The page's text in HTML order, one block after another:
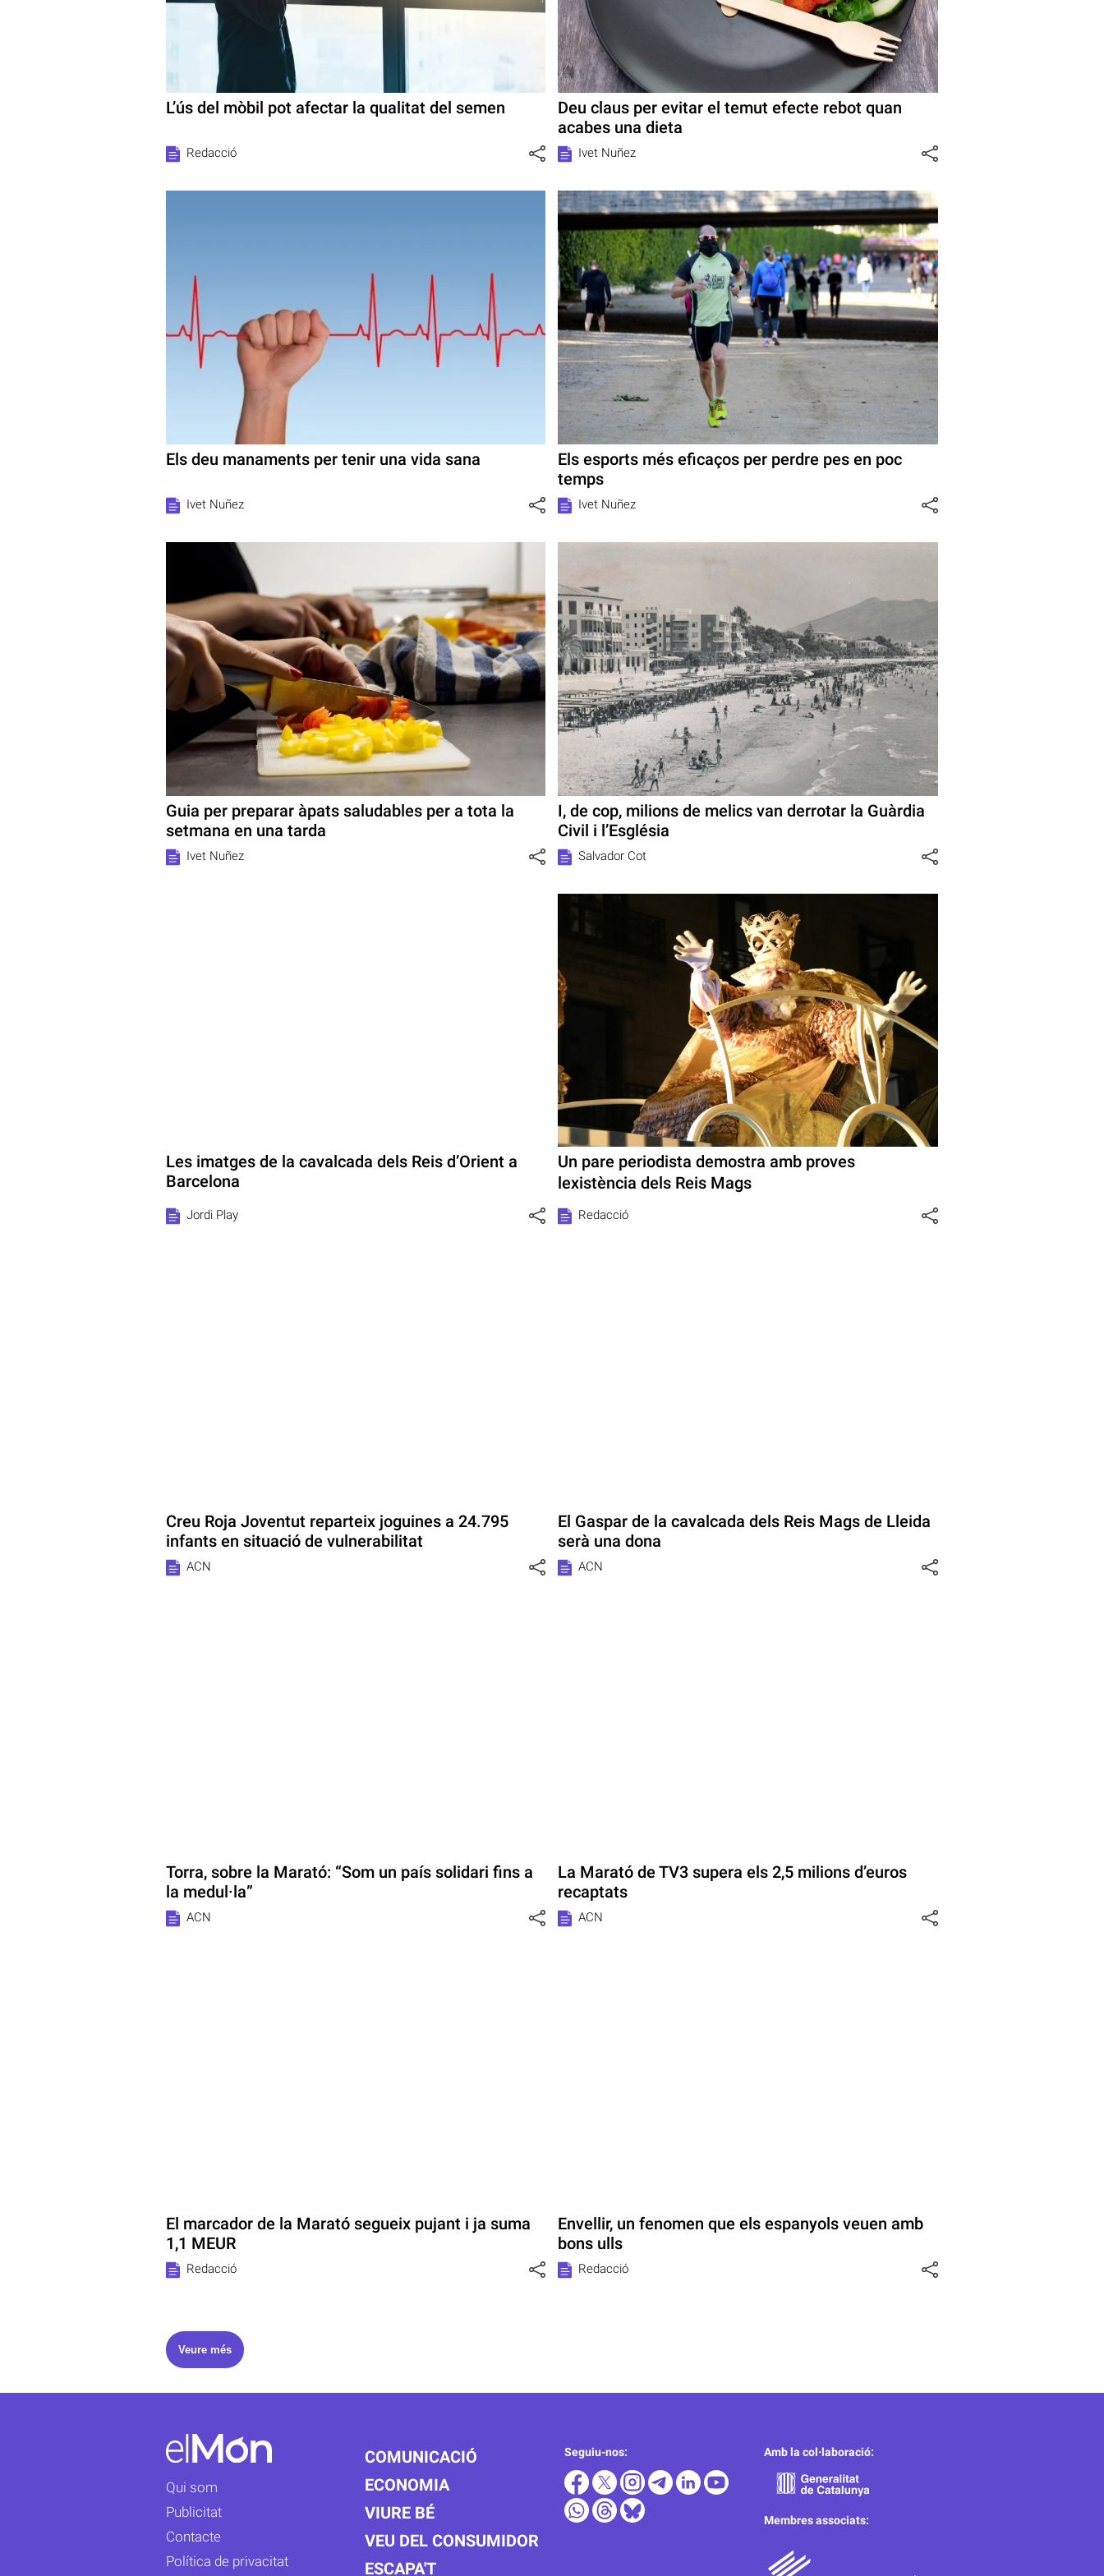
L’ús del mòbil pot afectar la qualitat del semen
Redacció
Deu claus per evitar el temut efecte rebot quan
acabes una dieta
Ivet Nuñez
Els deu manaments per tenir una vida sana
Ivet Nuñez
Els esports més eficaços per perdre pes en poc
temps
Ivet Nuñez
Guia per preparar àpats saludables per a tota la
setmana en una tarda
Ivet Nuñez
I, de cop, milions de melics van derrotar la Guàrdia
Civil i l’Església
Salvador Cot
Les imatges de la cavalcada dels Reis d’Orient a
Barcelona
Jordi Play
Un pare periodista demostra amb proves
lexistència dels Reis Mags
Redacció
Creu Roja Joventut reparteix joguines a 24.795
infants en situació de vulnerabilitat
ACN
El Gaspar de la cavalcada dels Reis Mags de Lleida
serà una dona
ACN
Torra, sobre la Marató: “Som un país solidari fins a
la medul·la”
ACN
La Marató de TV3 supera els 2,5 milions d’euros
recaptats
ACN
El marcador de la Marató segueix pujant i ja suma
1,1 MEUR
Redacció
Envellir, un fenomen que els espanyols veuen amb
bons ulls
Redacció
Veure més
Qui som
Publicitat
Contacte
Política de privacitat
COMUNICACIÓ
ECONOMIA
VIURE BÉ
VEU DEL CONSUMIDOR
ESCAPA'T
Seguiu-nos: Amb la col·laboració:
Membres associats: